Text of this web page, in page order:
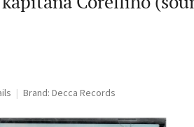
Brand: Decca Records